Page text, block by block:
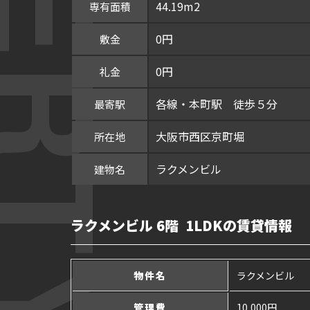
専有面積 44.19m2
敷金 0円
礼金 0円
最寄駅 各線・本町駅 徒歩５分
所在地 大阪市西区京町堀
建物名 ラクメンビル
ラクメンビル 6階 1LDKの賃貸情報
物件名 ラクメンビル
管理費 10,000円